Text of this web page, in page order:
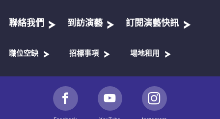
聯絡我們 到訪演藝 訂閱演藝快訊
職位空缺 招標事項 場地租用